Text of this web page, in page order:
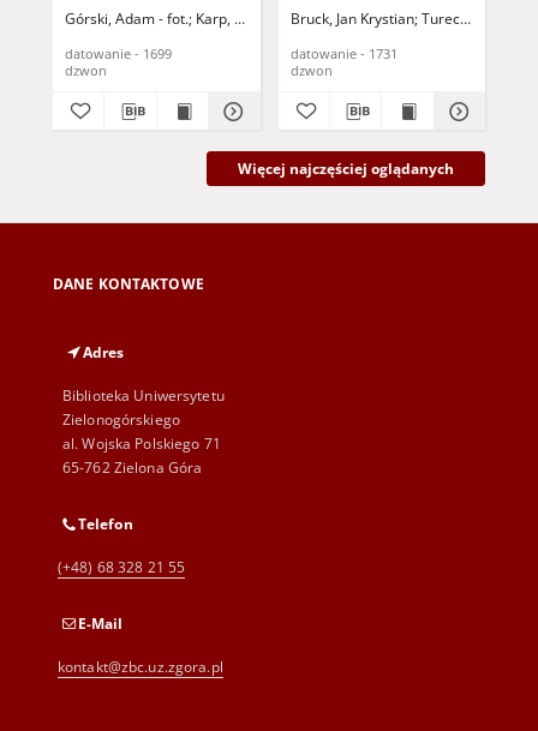
Górski, Adam - fot. Karp, Paweł - fot.
datowanie - 1699
dzwon
Bruck, Jan Krystian Tureczek,
datowanie - 1731
dzwon
Więcej najczęściej oglądanych
DANE KONTAKTOWE
Adres
Biblioteka Uniwersytetu
Zielonogórskiego
al. Wojska Polskiego 71
65-762 Zielona Góra
Telefon
(+48) 68 328 21 55
E-Mail
kontakt@zbc.uz.zgora.pl